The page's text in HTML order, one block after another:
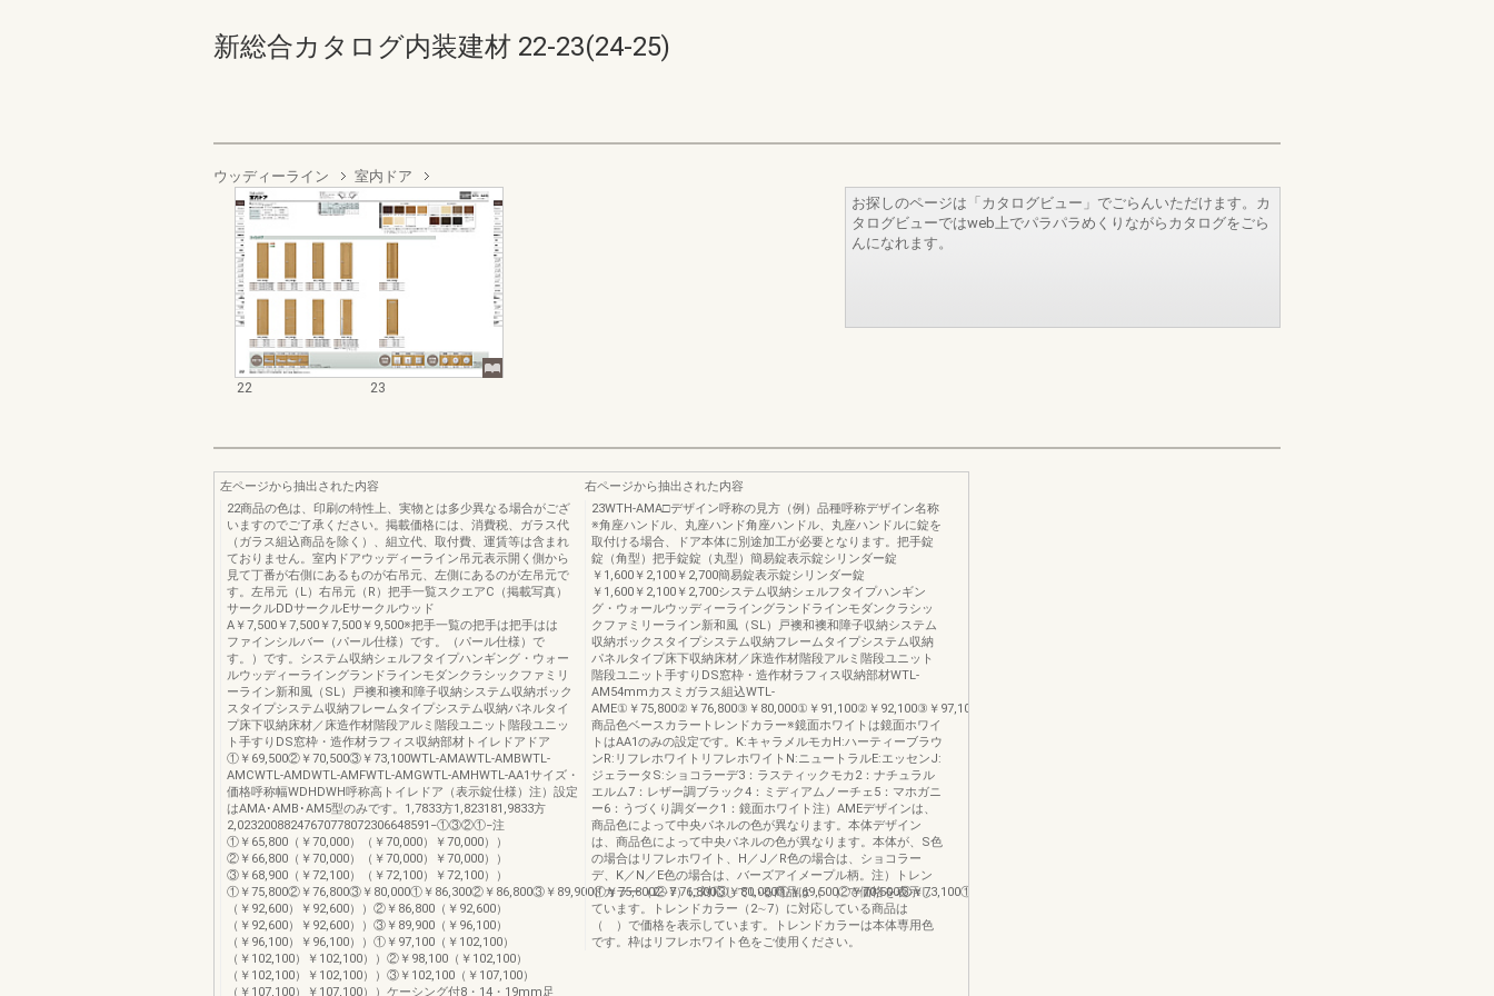
新総合カタログ内装建材 22-23(24-25)
ウッディーライン 室内ドア
22 23
お探しのページは「カタログビュー」でごらんいただけます。カ
タログビューではweb上でパラパラめくりながらカタログをごら
んになれます。
左ページから抽出された内容
22商品の色は、印刷の特性上、実物とは多少異なる場合がござ
いますのでご了承ください。掲載価格には、消費税、ガラス代
（ガラス組込商品を除く）、組立代、取付費、運賃等は含まれ
ておりません。室内ドアウッディーライン吊元表示開く側から
見て丁番が右側にあるものが右吊元、左側にあるのが左吊元で
す。左吊元（L）右吊元（R）把手一覧スクエアC（掲載写真）
サークルDDサークルEサークルウッド
A￥7,500￥7,500￥7,500￥9,500※把手一覧の把手は把手はは
ファインシルバー（パール仕様）です。（パール仕様）で
す。）です。システム収納シェルフタイプハンギング・ウォー
ルウッディーライングランドラインモダンクラシックファミリ
ーライン新和風（SL）戸襖和襖和障子収納システム収納ボック
スタイプシステム収納フレームタイプシステム収納パネルタイ
プ床下収納床材／床造作材階段アルミ階段ユニット階段ユニッ
ト手すりDS窓枠・造作材ラフィス収納部材トイレドアドア
①￥69,500②￥70,500③￥73,100WTL-AMAWTL-AMBWTL-
AMCWTL-AMDWTL-AMFWTL-AMGWTL-AMHWTL-AA1サイズ・
価格呼称幅WDHDWH呼称高トイレドア（表示錠仕様）注）設定
はAMA･AMB･AM5型のみです。1,7833方1,823181,9833方
2,02320088247670778072306648591−①③②①−注
①￥65,800（￥70,000）（￥70,000）￥70,000））
②￥66,800（￥70,000）（￥70,000）￥70,000））
③￥68,900（￥72,100）（￥72,100）￥72,100））
①￥75,800②￥76,800③￥80,000①￥86,300②￥86,800③￥89,900①￥75,800②￥76,800③￥80,000①￥69,500②￥70,500③￥73,100①￥86,300（￥92,600）
（￥92,600）￥92,600））②￥86,800（￥92,600）
（￥92,600）￥92,600））③￥89,900（￥96,100）
（￥96,100）￥96,100））①￥97,100（￥102,100）
（￥102,100）￥102,100））②￥98,100（￥102,100）
（￥102,100）￥102,100））③￥102,100（￥107,100）
（￥107,100）￥107,100））ケーシング付8・14・19mm足
右ページから抽出された内容
23WTH-AMA□デザイン呼称の見方（例）品種呼称デザイン名称
※角座ハンドル、丸座ハンド角座ハンドル、丸座ハンドルに錠を
取付ける場合、ドア本体に別途加工が必要となります。把手錠
錠（角型）把手錠錠（丸型）簡易錠表示錠シリンダー錠
￥1,600￥2,100￥2,700簡易錠表示錠シリンダー錠
￥1,600￥2,100￥2,700システム収納シェルフタイプハンギン
グ・ウォールウッディーライングランドラインモダンクラシッ
クファミリーライン新和風（SL）戸襖和襖和障子収納システム
収納ボックスタイプシステム収納フレームタイプシステム収納
パネルタイプ床下収納床材／床造作材階段アルミ階段ユニット
階段ユニット手すりDS窓枠・造作材ラフィス収納部材WTL-
AM54mmカスミガラス組込WTL-
AME①￥75,800②￥76,800③￥80,000①￥91,100②￥92,100③￥97,100
商品色ベースカラートレンドカラー※鏡面ホワイトは鏡面ホワイ
トはAA1のみの設定です。K:キャラメルモカH:ハーティーブラウ
ンR:リフレホワイトリフレホワイトN:ニュートラルE:エッセンJ:
ジェラータS:ショコラーデ3：ラスティックモカ2：ナチュラル
エルム7：レザー調ブラック4：ミディアムノーチェ5：マホガニ
ー6：うづくり調ダーク1：鏡面ホワイト注）AMEデザインは、
商品色によって中央パネルの色が異なります。本体デザイン
は、商品色によって中央パネルの色が異なります。本体が、S色
の場合はリフレホワイト、H／J／R色の場合は、ショコラー
デ、K／N／E色の場合は、バーズアイメープル柄。注）トレン
ドカラー（2∼7）に対応している商品は（ ）で価格を表示し
ています。トレンドカラー（2∼7）に対応している商品は
（ ）で価格を表示しています。トレンドカラーは本体専用色
です。枠はリフレホワイト色をご使用ください。